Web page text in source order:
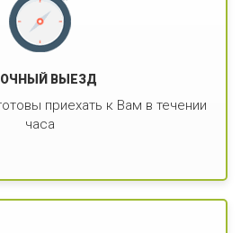
ВЫЕЗД
приехать к Вам в течении
часа